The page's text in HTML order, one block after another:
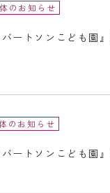
のお知らせ
バートソンこども園
のお知らせ
バートソンこども園